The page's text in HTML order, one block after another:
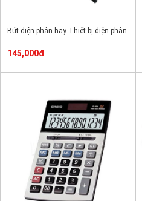
Bút điện phân hay Thiết bị điện phân
145,000đ